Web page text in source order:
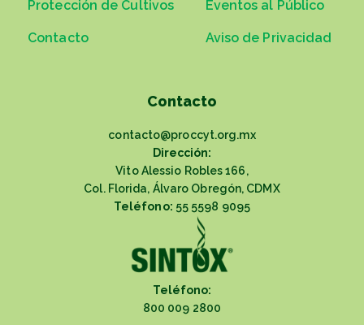
Protección de Cultivos
Contacto
Eventos al Público
Aviso de Privacidad
Contacto
contacto@proccyt.org.mx
Dirección:
Vito Alessio Robles 166,
Col. Florida, Álvaro Obregón, CDMX
Teléfono: 55 5598 9095
Teléfono:
800 009 2800